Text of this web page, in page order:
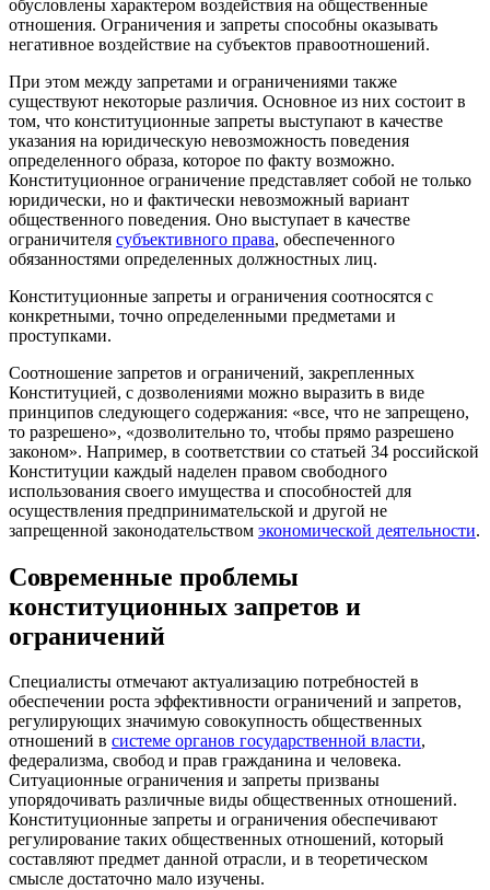
обусловлены характером воздействия на общественные
отношения. Ограничения и запреты способны оказывать
негативное воздействие на субъектов правоотношений.
При этом между запретами и ограничениями также
существуют некоторые различия. Основное из них состоит в
том, что конституционные запреты выступают в качестве
указания на юридическую невозможность поведения
определенного образа, которое по факту возможно.
Конституционное ограничение представляет собой не только
юридически, но и фактически невозможный вариант
общественного поведения. Оно выступает в качестве
ограничителя субъективного права, обеспеченного
обязанностями определенных должностных лиц.
Конституционные запреты и ограничения соотносятся с
конкретными, точно определенными предметами и
проступками.
Соотношение запретов и ограничений, закрепленных
Конституцией, с дозволениями можно выразить в виде
принципов следующего содержания: «все, что не запрещено,
то разрешено», «дозволительно то, чтобы прямо разрешено
законом». Например, в соответствии со статьей 34 российской
Конституции каждый наделен правом свободного
использования своего имущества и способностей для
осуществления предпринимательской и другой не
запрещенной законодательством экономической деятельности.
Современные проблемы
конституционных запретов и
ограничений
Специалисты отмечают актуализацию потребностей в
обеспечении роста эффективности ограничений и запретов,
регулирующих значимую совокупность общественных
отношений в системе органов государственной власти,
федерализма, свобод и прав гражданина и человека.
Ситуационные ограничения и запреты призваны
упорядочивать различные виды общественных отношений.
Конституционные запреты и ограничения обеспечивают
регулирование таких общественных отношений, который
составляют предмет данной отрасли, и в теоретическом
смысле достаточно мало изучены.